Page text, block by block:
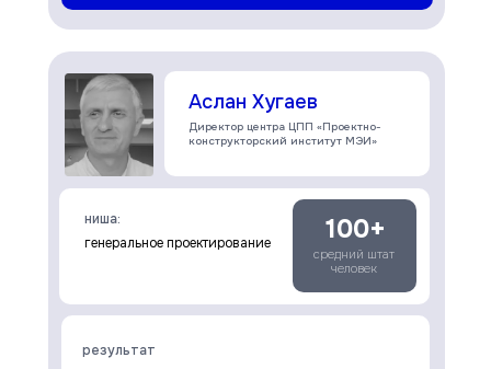
средний штат
человек
100+
ниша:
генеральное проектирование
результат
Директор центра ЦПП «Проектно-
конструкторский институт МЭИ»
Аслан Хугаев